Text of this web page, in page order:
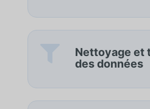

Nettoyage et
des données